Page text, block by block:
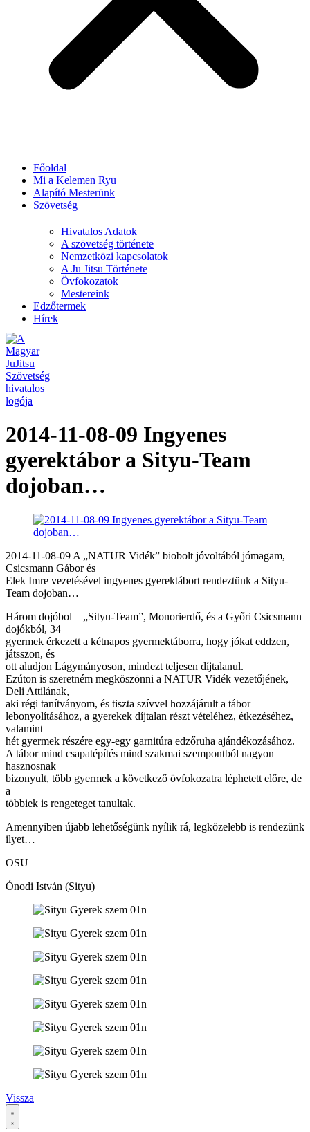
Főoldal
Mi a Kelemen Ryu
Alapító Mesterünk
Szövetség
Hivatalos Adatok
A szövetség története
Nemzetközi kapcsolatok
A Ju Jitsu Története
Övfokozatok
Mestereink
Edzőtermek
Hírek
2014-11-08-09 Ingyenes
gyerektábor a Sityu-Team
dojoban…
2014-11-08-09 A „NATUR Vidék” biobolt jóvoltából jómagam,
Csicsmann Gábor és
Elek Imre vezetésével ingyenes gyerektábort rendeztünk a Sityu-
Team dojoban…
Három dojóbol – „Sityu-Team”, Monorierdő, és a Győri Csicsmann
dojókból, 34
gyermek érkezett a kétnapos gyermektáborra, hogy jókat eddzen,
játsszon, és
ott aludjon Lágymányoson, mindezt teljesen díjtalanul.
Ezúton is szeretném megköszönni a NATUR Vidék vezetőjének,
Deli Attilának,
aki régi tanítványom, és tiszta szívvel hozzájárult a tábor
lebonyolításához, a gyerekek díjtalan részt vételéhez, étkezéséhez,
valamint
hét gyermek részére egy-egy garnitúra edzőruha ajándékozásához.
A tábor mind csapatépítés mind szakmai szempontból nagyon
hasznosnak
bizonyult, több gyermek a következő övfokozatra léphetett előre, de
a
többiek is rengeteget tanultak.
Amennyiben újabb lehetőségünk nyílik rá, legközelebb is rendezünk
ilyet…
OSU
Ónodi István (Sityu)
Vissza